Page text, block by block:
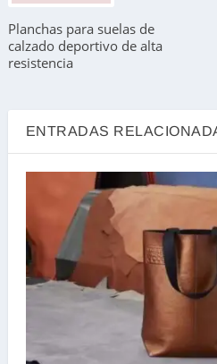
Planchas para suelas de
calzado deportivo de alta
resistencia
ENTRADAS